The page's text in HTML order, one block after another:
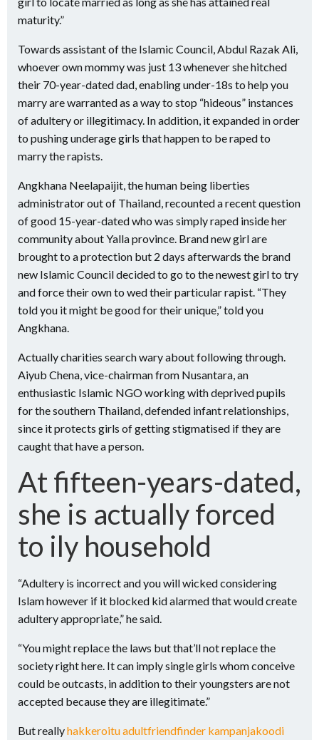
maturity.”
Towards assistant of the Islamic Council, Abdul Razak Ali,
whoever own mommy was just 13 whenever she hitched
their 70-year-dated dad, enabling under-18s to help you
marry are warranted as a way to stop “hideous” instances
of adultery or illegitimacy. In addition, it expanded in order
to pushing underage girls that happen to be raped to
marry the rapists.
Angkhana Neelapaijit, the human being liberties
administrator out of Thailand, recounted a recent question
of good 15-year-dated who was simply raped inside her
community about Yalla province. Brand new girl are
brought to a protection but 2 days afterwards the brand
new Islamic Council decided to go to the newest girl to try
and force their own to wed their particular rapist. “They
told you it might be good for their unique,” told you
Angkhana.
Actually charities search wary about following through.
Aiyub Chena, vice-chairman from Nusantara, an
enthusiastic Islamic NGO working with deprived pupils
for the southern Thailand, defended infant relationships,
since it protects girls of getting stigmatised if they are
caught that have a person.
At fifteen-years-dated,
she is actually forced
to ily household
“Adultery is incorrect and you will wicked considering
Islam however if it blocked kid alarmed that would create
adultery appropriate,” he said.
“You might replace the laws but that’ll not replace the
society right here. It can imply single girls whom conceive
could be outcasts, in addition to their youngsters are not
accepted because they are illegitimate.”
But reallyhakkeroitu adultfriendfinder kampanjakoodi